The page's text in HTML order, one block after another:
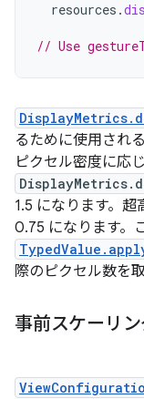
resources .
// Use
るために使用され
ピクセル密度に応
1.5 になります。
0.75 になります。
際のピクセル数を取
事前スケーリ